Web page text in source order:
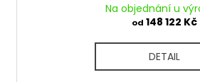
Na objednání u
od 148 122 Kč
DETAIL